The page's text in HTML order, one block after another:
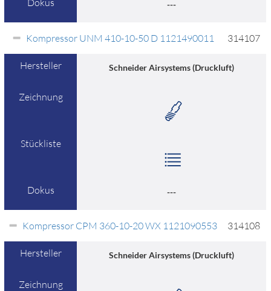
Dokus ---
Kompressor UNM 410-10-50 D 1121490011 314107
Hersteller Schneider Airsystems (Druckluft)
Zeichnung
Stückliste
Dokus ---
Kompressor CPM 360-10-20 WX 1121090553 314108
Hersteller Schneider Airsystems (Druckluft)
Zeichnung